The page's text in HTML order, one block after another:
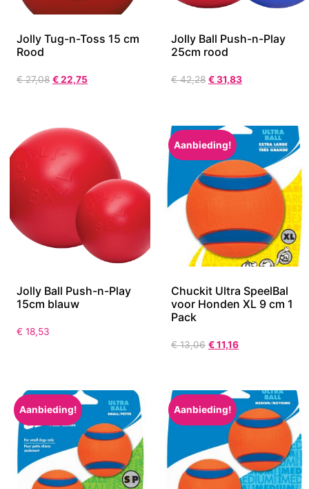
Jolly Tug-n-Toss 15 cm
Rood
€27,08 €22,75
Jolly Ball Push-n-Play
25cm rood
€42,28 €31,83
Jolly Ball Push-n-Play
15cm blauw
€ 18,53
Aanbieding!
Chuckit Ultra SpeelBal
voor Honden XL 9 cm 1
Pack
€13,06 €11,16
Aanbieding! Aanbieding!